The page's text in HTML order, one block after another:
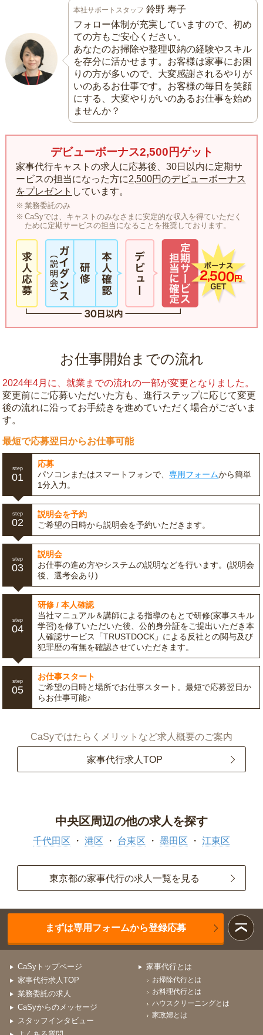
本社サポートスタッフ 鈴野 寿子
フォロー体制が充実していますので、初め
ての方もご安心ください。
あなたのお掃除や整理収納の経験やスキル
を存分に活かせます。お客様は家事にお困
りの方が多いので、大変感謝されるやりが
いのあるお仕事です。お客様の毎日を笑顔
にする、大変やりがいのあるお仕事を始め
ませんか？
デビューボーナス2,500円ゲット
家事代行キャストの求人に応募後、30日以内に定期サ
ービスの担当になった方に2,500円のデビューボーナス
をプレゼント しています。
業務委託のみ
CaSyでは、キャストのみなさまに安定的な収入を得ていただく
ために定期サービスの担当になることを推奨しております。
お仕事開始までの流れ
2024年4月に、就業までの流れの一部が変更となりました。
変更前にご応募いただいた方も、進行ステップに応じて変更
後の流れに沿ってお手続きを進めていただく場合がございま
す。
最短で応募翌日からお仕事可能
step
01
応募
パソコンまたはスマートフォンで、専用フォームから簡単
1分入力。
step
02
説明会を予約
ご希望の日時から説明会を予約いただきます。
step
03
説明会
お仕事の進め方やシステムの説明などを行います。(説明会
後、選考会あり)
step
04
研修 / 本人確認
当社マニュアル＆講師による指導のもとで研修(家事スキル
学習)を修了いただいた後、公的身分証をご提出いただき本
人確認サービス「TRUSTDOCK」による反社との関与及び
犯罪歴の有無を確認させていただきます。
step
05
お仕事スタート
ご希望の日時と場所でお仕事スタート。最短で応募翌日か
らお仕事可能♪
CaSyではたらくメリットなど求人概要のご案内
家事代行求人TOP
中央区周辺の他の求人を探す
千代田区 港区 台東区 墨田区 江東区
東京都の家事代行の求人一覧を見る
まずは専用フォームから登録応募
CaSyトップページ
家事代行求人TOP
業務委託の求人
CaSyからのメッセージ
スタッフインタビュー
家事代行とは
お掃除代行とは
お料理代行とは
ハウスクリーニングとは
家政婦とは